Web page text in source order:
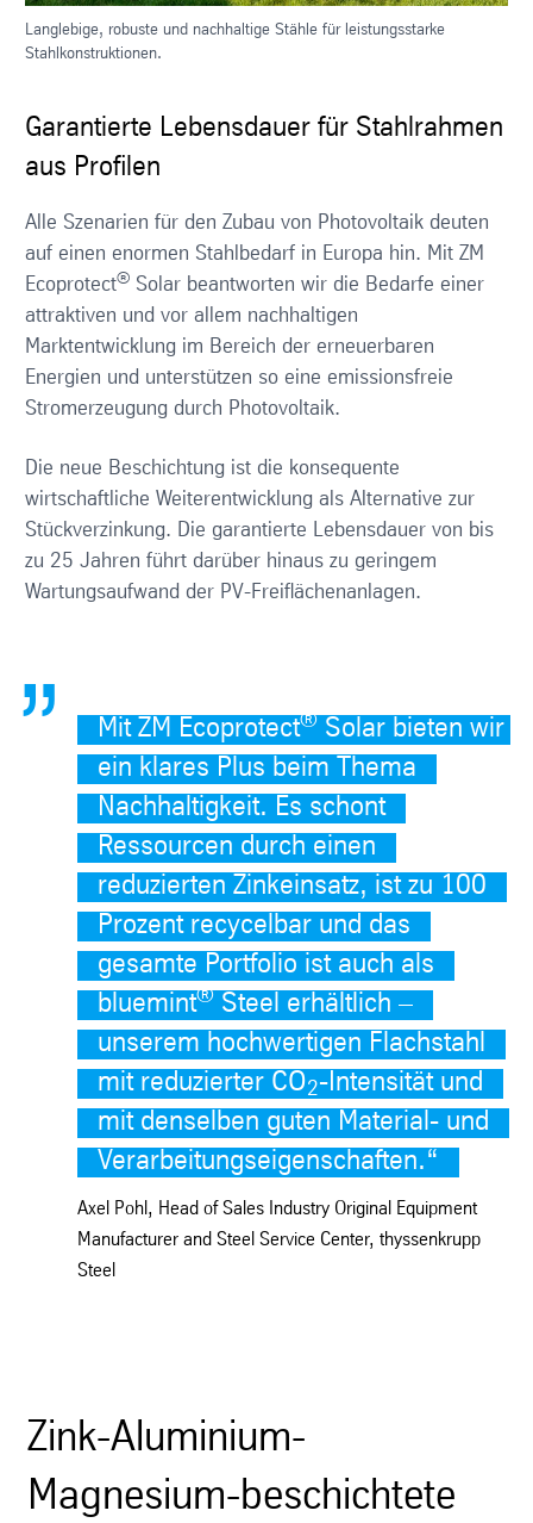
Langlebige, robuste und nachhaltige Stähle für leistungsstarke
Stahlkonstruktionen.
Garantierte Lebensdauer für Stahlrahmen
aus Profilen
Alle Szenarien für den Zubau von Photovoltaik deuten
auf einen enormen Stahlbedarf in Europa hin. Mit ZM
Ecoprotect®Solar beantworten wir die Bedarfe einer
attraktiven und vor allem nachhaltigen
Marktentwicklung im Bereich der erneuerbaren
Energien und unterstützen so eine emissionsfreie
Stromerzeugung durch Photovoltaik.
Die neue Beschichtung ist die konsequente
wirtschaftliche Weiterentwicklung als Alternative zur
Stückverzinkung. Die garantierte Lebensdauer von bis
zu 25 Jahren führt darüber hinaus zu geringem
Wartungsaufwand der PV-Freiflächenanlagen.
Mit ZM Ecoprotect® Solar bieten wir
ein klares Plus beim Thema
Nachhaltigkeit. Es schont
Ressourcen durch einen
reduzierten Zinkeinsatz, ist zu 100
Prozent recycelbar und das
gesamte Portfolio ist auch als
bluemint® Steel erhältlich –
unserem hochwertigen Flachstahl
mit reduzierter CO2-Intensität und
mit denselben guten Material- und
Verarbeitungseigenschaften.“
Axel Pohl, Head of Sales Industry Original Equipment
Manufacturer and Steel Service Center, thyssenkrupp
Steel
Zink-Aluminium-
Magnesium-beschichtete